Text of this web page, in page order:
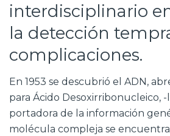
interdisciplinario
la detección
complicaciones.
En 1953 se descubrió el ADN,
para Ácido Desoxirribonucleico,
portadora de la información
molécula compleja se